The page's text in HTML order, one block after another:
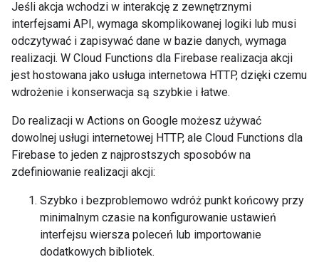
Jeśli akcja wchodzi w interakcję z zewnętrznymi
interfejsami API, wymaga skomplikowanej logiki lub musi
odczytywać i zapisywać dane w bazie danych, wymaga
realizacji. W Cloud Functions dla Firebase realizacja akcji
jest hostowana jako usługa internetowa HTTP, dzięki czemu
wdrożenie i konserwacja są szybkie i łatwe.
Do realizacji w Actions on Google możesz używać
dowolnej usługi internetowej HTTP, ale Cloud Functions dla
Firebase to jeden z najprostszych sposobów na
zdefiniowanie realizacji akcji:
Szybko i bezproblemowo wdróż punkt końcowy przy
minimalnym czasie na konfigurowanie ustawień
interfejsu wiersza poleceń lub importowanie
dodatkowych bibliotek.